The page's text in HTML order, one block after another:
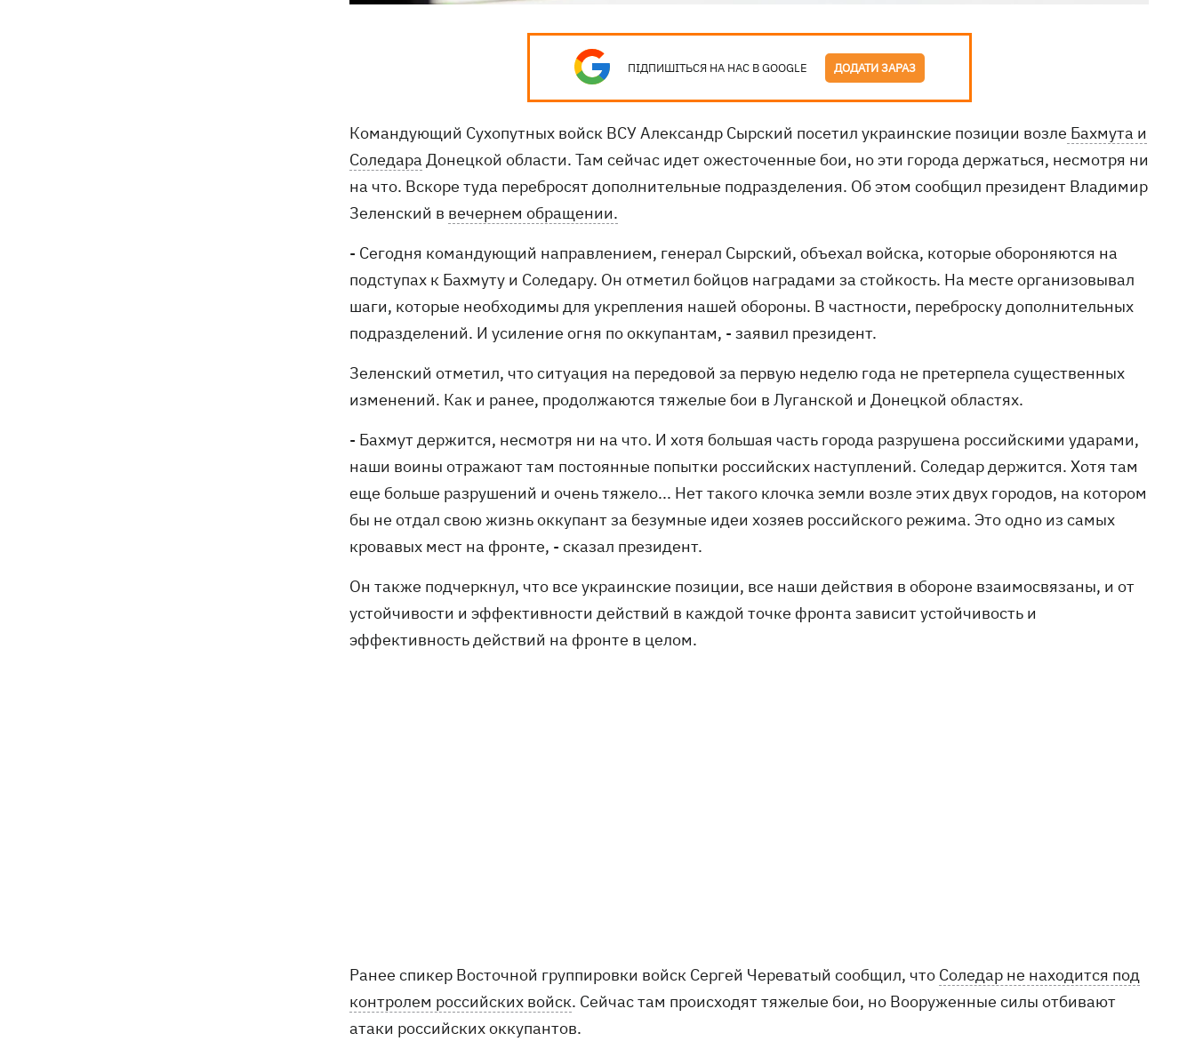
ПІДПИШІТЬСЯ НА НАС В GOOGLE ДОДАТИ ЗАРАЗ
Командующий Сухопутных войск ВСУ Александр Сырский посетил украинские позиции возле Бахмута и
Соледара Донецкой области. Там сейчас идет ожесточенные бои, но эти города держаться, несмотря ни
на что. Вскоре туда перебросят дополнительные подразделения. Об этом сообщил президент Владимир
Зеленский в вечернем обращении.
- Сегодня командующий направлением, генерал Сырский, объехал войска, которые обороняются на
подступах к Бахмуту и Соледару. Он отметил бойцов наградами за стойкость. На месте организовывал
шаги, которые необходимы для укрепления нашей обороны. В частности, переброску дополнительных
подразделений. И усиление огня по оккупантам, - заявил президент.
Зеленский отметил, что ситуация на передовой за первую неделю года не претерпела существенных
изменений. Как и ранее, продолжаются тяжелые бои в Луганской и Донецкой областях.
- Бахмут держится, несмотря ни на что. И хотя большая часть города разрушена российскими ударами,
наши воины отражают там постоянные попытки российских наступлений. Соледар держится. Хотя там
еще больше разрушений и очень тяжело... Нет такого клочка земли возле этих двух городов, на котором
бы не отдал свою жизнь оккупант за безумные идеи хозяев российского режима. Это одно из самых
кровавых мест на фронте, - сказал президент.
Он также подчеркнул, что все украинские позиции, все наши действия в обороне взаимосвязаны, и от
устойчивости и эффективности действий в каждой точке фронта зависит устойчивость и
эффективность действий на фронте в целом.
Ранее спикер Восточной группировки войск Сергей Череватый сообщил, что Соледар не находится под
контролем российских войск. Сейчас там происходят тяжелые бои, но Вооруженные силы отбивают
атаки российских оккупантов.